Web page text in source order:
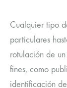
Cualquier tipo
particulares
rotulación de
fines, como
identificación